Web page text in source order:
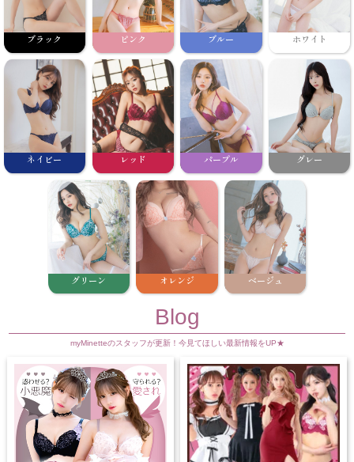
ブラック ピンク ブルー ホワイト
ネイビー レッド パープル グレー
グリーン オレンジ ベージュ
Blog
myMinetteのスタッフが更新！今見てほしい最新情報をUP★